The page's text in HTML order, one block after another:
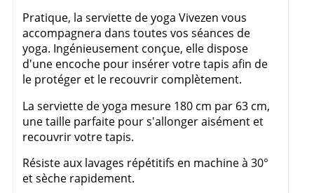
Pratique, la serviette de yoga Vivezen vous
accompagnera dans toutes vos séances de
yoga. Ingénieusement conçue, elle dispose
d'une encoche pour insérer votre tapis afin de
le protéger et le recouvrir complètement.
La serviette de yoga mesure 180 cm par 63 cm,
une taille parfaite pour s'allonger aisément et
recouvrir votre tapis.
Résiste aux lavages répétitifs en machine à 30°
et sèche rapidement.